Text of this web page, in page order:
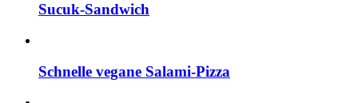
Sucuk-Sandwich
Schnelle vegane Salami-Pizza